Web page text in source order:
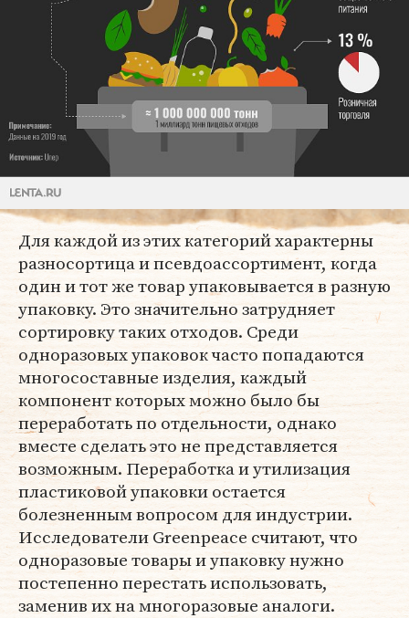
Для каждой из этих категорий характерны
разносортица и псевдоассортимент, когда
один и тот же товар упаковывается в разную
упаковку. Это значительно затрудняет
сортировку таких отходов. Среди
одноразовых упаковок часто попадаются
многосоставные изделия, каждый
компонент которых можно было бы
переработать по отдельности, однако
вместе сделать это не представляется
возможным. Переработка и утилизация
пластиковой упаковки остается
болезненным вопросом для индустрии.
Исследователи Greenpeace считают, что
одноразовые товары и упаковку нужно
постепенно перестать использовать,
заменив их на многоразовые аналоги.